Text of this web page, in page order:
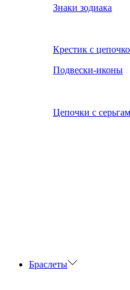
Знаки зодиака
Крестик с
Подвески-иконы
Цепочки с
Браслеты